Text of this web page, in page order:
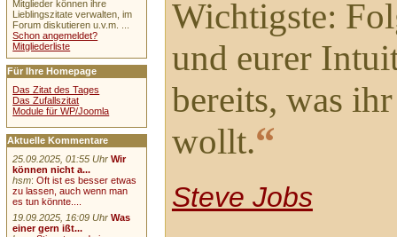
Wichtigste:
und eurer
bereits, was
wollt.“
Steve Jobs
Mitglieder können ihre
Lieblingszitate verwalten, im
Forum diskutieren u.v.m. ...
Schon angemeldet?
Mitgliederliste
Für Ihre Homepage
Das Zitat des Tages
Das Zufallszitat
Module für WP/Joomla
Aktuelle Kommentare
25.09.2025, 01:55 Uhr Wir
können nicht a...
hsm:Oft ist es besser etwas
zu lassen, auch wenn man
es tun könnte....
19.09.2025, 16:09 Uhr Was
einer gern ißt...